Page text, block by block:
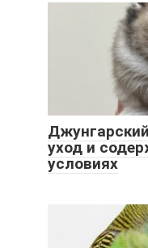
уход и
условиях